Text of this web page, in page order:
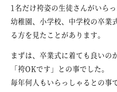
1名だけ袴姿の生徒さんがいらっ
幼稚園、小学校、中学校の卒業
る方を見たことがあります。
まずは、卒業式に着ても良いの
「袴OKです」との事でした。
毎年何人もいらっしゃるとの事